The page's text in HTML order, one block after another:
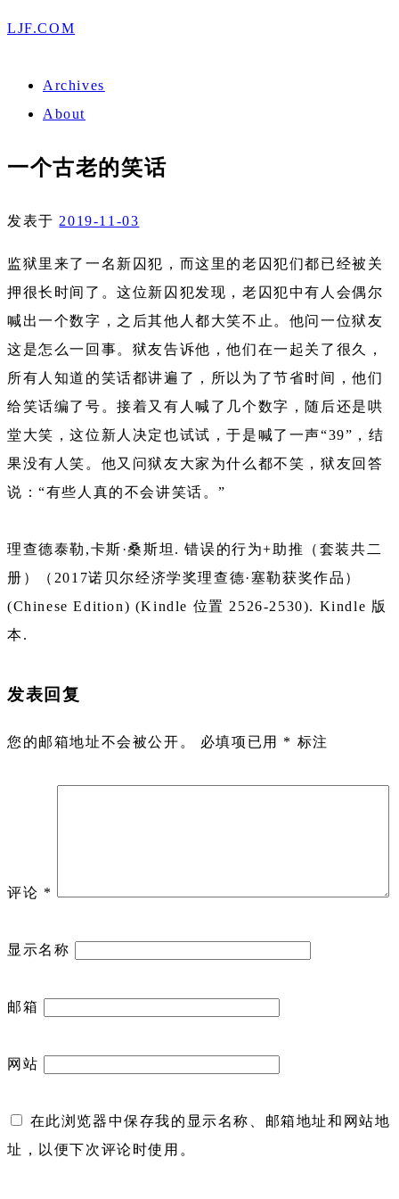
LJF.COM
Archives
About
一个古老的笑话
发表于 2019-11-03
监狱里来了一名新囚犯，而这里的老囚犯们都已经被关
押很长时间了。这位新囚犯发现，老囚犯中有人会偶尔
喊出一个数字，之后其他人都大笑不止。他问一位狱友
这是怎么一回事。狱友告诉他，他们在一起关了很久，
所有人知道的笑话都讲遍了，所以为了节省时间，他们
给笑话编了号。接着又有人喊了几个数字，随后还是哄
堂大笑，这位新人决定也试试，于是喊了一声“39”，结
果没有人笑。他又问狱友大家为什么都不笑，狱友回答
说：“有些人真的不会讲笑话。”
理查德泰勒,卡斯·桑斯坦. 错误的行为+助推（套装共二
册）（2017诺贝尔经济学奖理查德·塞勒获奖作品）
(Chinese Edition) (Kindle 位置 2526-2530). Kindle 版
本.
发表回复
您的邮箱地址不会被公开。 必填项已用 * 标注
评论 *
显示名称
邮箱
网站
在此浏览器中保存我的显示名称、邮箱地址和网站地
址，以便下次评论时使用。